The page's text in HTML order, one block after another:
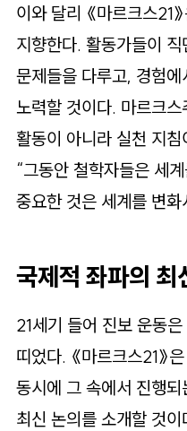
이와 달리 《마르크스21
지향한다. 활동가들이
문제들을 다루고, 경험
노력할 것이다. 마르크
활동이 아니라 실천 지
“그동안 철학자들은 세
중요한 것은 세계를 변화
국제적 좌파의 최
21세기 들어 진보 운동
띠었다. 《마르크스21》
동시에 그 속에서 진행
최신 논의를 소개할 것